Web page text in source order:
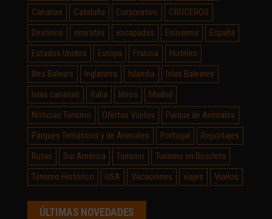
Canarias
Cataluña Corporativo
CRUCEROS
Destinos
emirates escapadas Eslovenia
España
Estados Unidos
Europa Francia
Hoteles
Illes Balears
Inglaterra Islandia
Islas Baleares
Islas canarias
Italia libros
Madrid
Noticias Turismo
Ofertas Vuelos
Parque de Animales
Parques Temáticos y de Animales
Portugal
Reportajes
Rutas
Sur América Turismo
Turismo en Bicicleta
Turismo Histórico
USA Vacaciones viajes Vuelos
ÚLTIMAS NOVEDADES